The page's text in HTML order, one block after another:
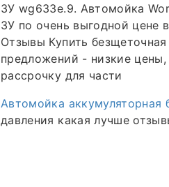
ЗУ wg633e.9. Автомойка
ЗУ по очень выгодной цене
Отзывы Купить
предложений - низкие
рассрочку для части
Автомойка аккумуляторная
давления какая лучше